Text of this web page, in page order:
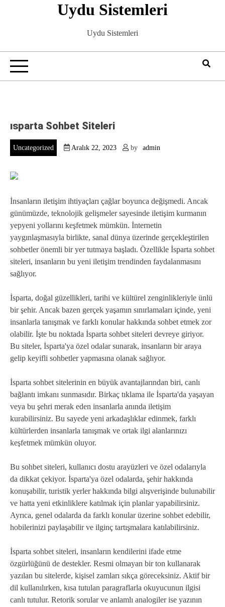
Uydu Sistemleri
Uydu Sistemleri
ısparta Sohbet Siteleri
Uncategorized Aralık 22, 2023 by admin
İnsanların iletişim ihtiyaçları çağlar boyunca değişmedi. Ancak
günümüzde, teknolojik gelişmeler sayesinde iletişim kurmanın
yepyeni yollarını keşfetmek mümkün. İnternetin
yaygınlaşmasıyla birlikte, sanal dünya üzerinde gerçekleştirilen
sohbetler önemli bir yer tutmaya başladı. Özellikle İsparta sohbet
siteleri, insanların bu yeni iletişim trendinden faydalanmasını
sağlıyor.
İsparta, doğal güzellikleri, tarihi ve kültürel zenginlikleriyle ünlü
bir şehir. Ancak bazen gerçek yaşamın sınırlamaları içinde, yeni
insanlarla tanışmak ve farklı konular hakkında sohbet etmek zor
olabilir. İşte bu noktada İsparta sohbet siteleri devreye giriyor.
Bu siteler, İsparta'ya özel odalar sunarak, insanların bir araya
gelip keyifli sohbetler yapmasına olanak sağlıyor.
İsparta sohbet sitelerinin en büyük avantajlarından biri, canlı
bağlantı imkanı sunmasıdır. Birkaç tıklama ile İsparta'da yaşayan
veya bu şehri merak eden insanlarla anında iletişim
kurabilirsiniz. Bu sayede yeni arkadaşlıklar edinmek, farklı
kültürlerden insanlarla tanışmak ve ortak ilgi alanlarınızı
keşfetmek mümkün oluyor.
Bu sohbet siteleri, kullanıcı dostu arayüzleri ve özel odalarıyla
da dikkat çekiyor. İsparta'ya özel odalarda, şehir hakkında
konuşabilir, turistik yerler hakkında bilgi alışverişinde bulunabilir
ve hatta yeni etkinliklere katılmak için planlar yapabilirsiniz.
Ayrıca, genel odalarda da farklı konular üzerine sohbet edebilir,
hobilerinizi paylaşabilir ve ilginç tartışmalara katılabilirsiniz.
İsparta sohbet siteleri, insanların kendilerini ifade etme
özgürlüğünü de destekler. Resmi olmayan bir ton kullanarak
yazılan bu sitelerde, kişisel zamları sıkça göreceksiniz. Aktif bir
dil kullanılırken, kısa tutulan paragraflarla okuyucunun ilgisi
canlı tutulur. Retorik sorular ve anlamlı analogiler ise yazının